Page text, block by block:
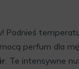
Podnieś
perfum dla
. Te intensywne